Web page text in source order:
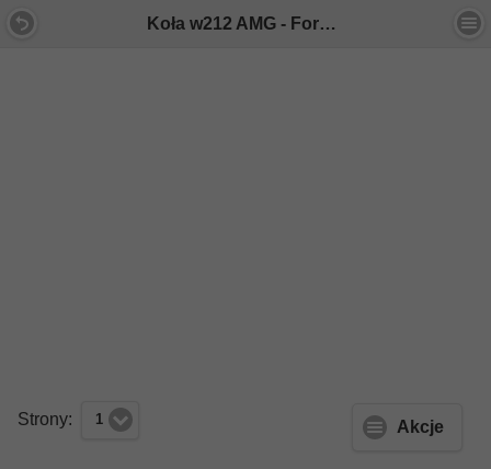
Koła w212 AMG - Forum Mercedes E-Klasa
Strony: 1 Akcje